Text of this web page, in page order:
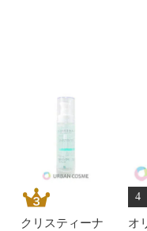
クリスティーナ
4
オ